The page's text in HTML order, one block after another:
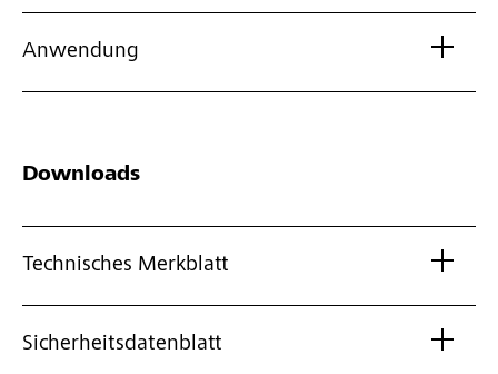
Anwendung
Downloads
Technisches Merkblatt
Sicherheitsdatenblatt